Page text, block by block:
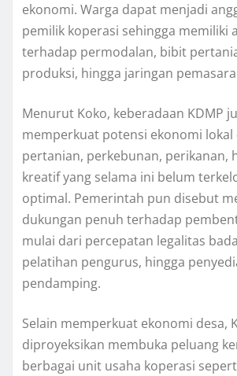
ekonomi. Warga dapat menjadi
pemilik koperasi sehingga memiliki
terhadap permodalan, bibit
produksi, hingga jaringan
Menurut Koko, keberadaan KDMP
memperkuat potensi ekonomi
pertanian, perkebunan, perikanan,
kreatif yang selama ini belum
optimal. Pemerintah pun disebut
dukungan penuh terhadap
mulai dari percepatan legalitas
pelatihan pengurus, hingga
pendamping.
Selain memperkuat ekonomi desa,
diproyeksikan membuka peluang
berbagai unit usaha koperasi